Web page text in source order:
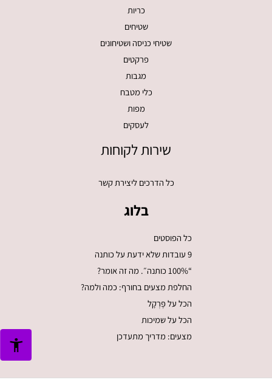
כריות
שטיחים
שטיחי כניסה ושטיחונים
פרקטים
מגבות
כלי מטבח
מפות
לעסקים
שירות לקוחות
כל הדרכים ליצירת קשר
בלוג
כל הפוסטים
9 עובדות שלא ידעת על כותנה
“100% כותנה״. מה זה אומר?
החלפת מצעים בחורף: כמה ולמה?
הכל על פֶּרְקָל
הכל על שמיכות
מצעים: מדריך מתעדכן